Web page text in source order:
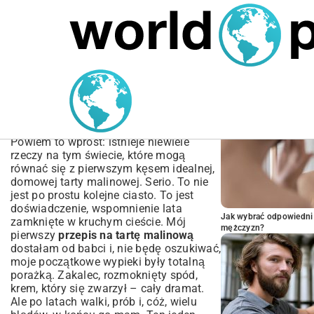
MARIUSZ ŁAMAGA 04.10.2025
Przepis na Tartę Malinową
– Jak Zrobić Idealny
Deser w Domu?
Powiem to wprost: istnieje niewiele
rzeczy na tym świecie, które mogą
równać się z pierwszym kęsem idealnej,
domowej tarty malinowej. Serio. To nie
jest po prostu kolejne ciasto. To jest
doświadczenie, wspomnienie lata
zamknięte w kruchym cieście. Mój
pierwszyprzepis na tartę malinową
dostałam od babci i, nie będę oszukiwać,
moje początkowe wypieki były totalną
porażką. Zakalec, rozmoknięty spód,
krem, który się zwarzył – cały dramat.
Ale po latach walki, prób i, cóż, wielu
Jak wybrać
mężczyzn?